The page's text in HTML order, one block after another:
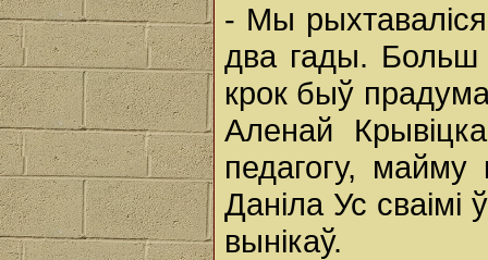
- Мы
два гады. Больш
крок быў
Аленай
педагогу,
Даніла Ус
вынікаў.